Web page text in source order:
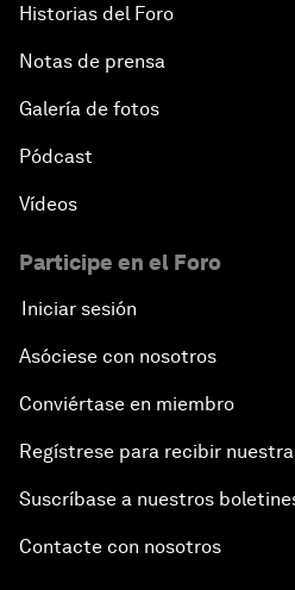
Historias del Foro
Notas de prensa
Galería de fotos
Pódcast
Vídeos
Participe en el Foro
Iniciar sesión
Asóciese con nosotros
Conviértase en miembro
Regístrese para recibir
Suscríbase a nuestros
Contacte con nosotros